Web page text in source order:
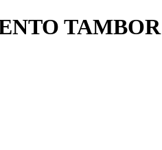
TAMBOR